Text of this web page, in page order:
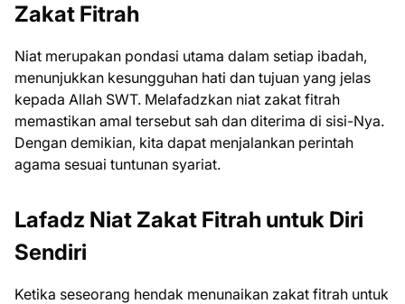
Zakat Fitrah
Niat merupakan pondasi utama dalam setiap ibadah,
menunjukkan kesungguhan hati dan tujuan yang jelas
kepada Allah SWT. Melafadzkan niat zakat fitrah
memastikan amal tersebut sah dan diterima di sisi-Nya.
Dengan demikian, kita dapat menjalankan perintah
agama sesuai tuntunan syariat.
Lafadz Niat Zakat Fitrah untuk Diri
Sendiri
Ketika seseorang hendak menunaikan zakat fitrah untuk